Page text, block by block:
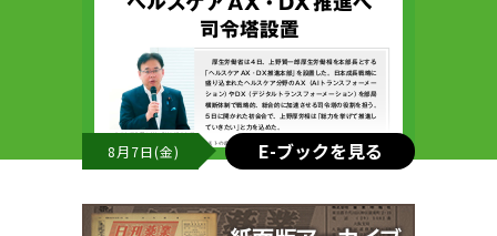
8月7日(金) E-ブックを見る